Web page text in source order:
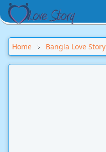
Home Bangla Love Story